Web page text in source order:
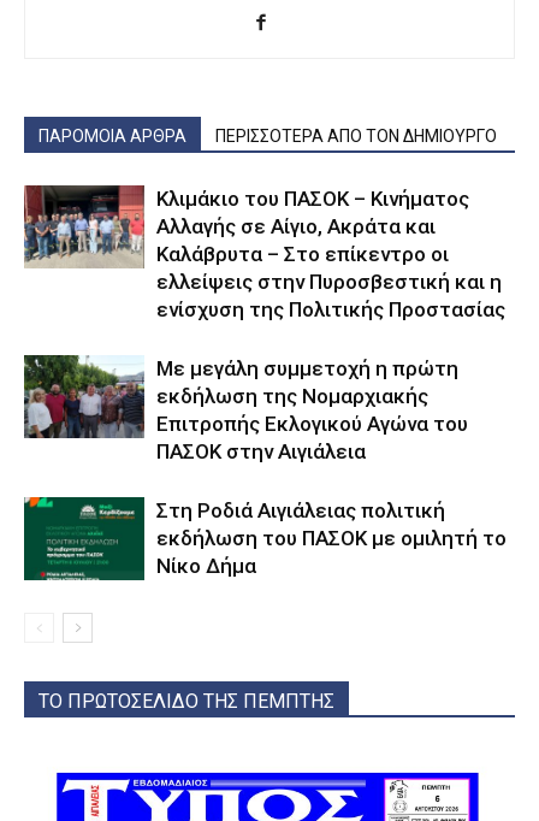
ΠΑΡΟΜΟΙΑ ΑΡΘΡΑ ΠΕΡΙΣΣΟΤΕΡΑ ΑΠΟ ΤΟΝ ΔΗΜΙΟΥΡΓΟ
Κλιμάκιο του ΠΑΣΟΚ – Κινήματος
Αλλαγής σε Αίγιο, Ακράτα και
Καλάβρυτα – Στο επίκεντρο οι
ελλείψεις στην Πυροσβεστική και η
ενίσχυση της Πολιτικής Προστασίας
Με μεγάλη συμμετοχή η πρώτη
εκδήλωση της Νομαρχιακής
Επιτροπής Εκλογικού Αγώνα του
ΠΑΣΟΚ στην Αιγιάλεια
Στη Ροδιά Αιγιάλειας πολιτική
εκδήλωση του ΠΑΣΟΚ με ομιλητή το
Νίκο Δήμα
ΤΟ ΠΡΩΤΟΣΕΛΙΔΟ ΤΗΣ ΠΕΜΠΤΗΣ